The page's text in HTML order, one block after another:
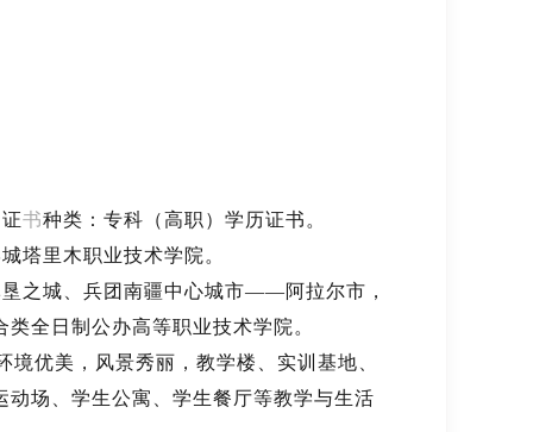
书种类：专科（高职）学历证书。
塔里木职业技术学院。
之城、兵团南疆中心城市——阿拉尔市，
全日制公办高等职业技术学院。
优美，风景秀丽，教学楼、实训基地、
场、学生公寓、学生餐厅等教学与生活